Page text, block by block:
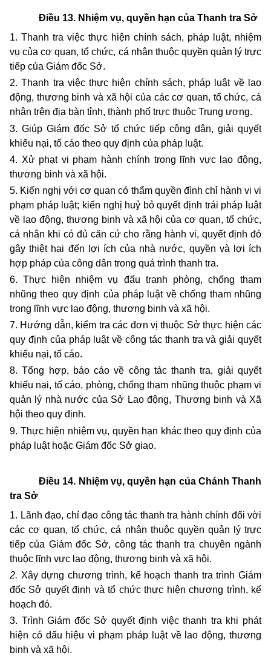
Điều 13. Nhiệm vụ, quyền hạn của Thanh tra Sở
1. Thanh tra việc thực hiện chính sách, pháp luật, nhiệm
vụ của cơ quan, tổ chức, cá nhân thuộc quyền quản lý trực
tiếp của Giám đốc Sở.
2. Thanh tra việc thực hiện chính sách, pháp luật về lao
động, thương binh và xã hội của các cơ quan, tổ chức, cá
nhân trên địa bàn tỉnh, thành phố trực thuộc Trung ương.
3. Giúp Giám đốc Sở tổ chức tiếp công dân, giải quyết
khiếu nại, tố cáo theo quy định của pháp luật.
4. Xử phạt vi phạm hành chính trong lĩnh vực lao động,
thương binh và xã hội.
5. Kiến nghị với cơ quan có thẩm quyền đình chỉ hành vi vi
phạm pháp luật; kiến nghị huỷ bỏ quyết định trái pháp luật
về lao động, thương binh và xã hội của cơ quan, tổ chức,
cá nhân khi có đủ căn cứ cho rằng hành vi, quyết định đó
gây thiệt hại đến lợi ích của nhà nước, quyền và lợi ích
hợp pháp của công dân trong quá trình thanh tra.
6. Thực hiện nhiệm vụ đấu tranh phòng, chống tham
nhũng theo quy định của pháp luật về chống tham nhũng
trong lĩnh vực lao động, thương binh và xã hội.
7. Hướng dẫn, kiểm tra các đơn vị thuộc Sở thực hiện các
quy định của pháp luật về công tác thanh tra và giải quyết
khiếu nại, tố cáo.
8. Tổng hợp, báo cáo về công tác thanh tra, giải quyết
khiếu nại, tố cáo, phòng, chống tham nhũng thuộc phạm vi
quản lý nhà nước của Sở Lao động, Thương binh và Xã
hội theo quy định.
9. Thực hiện nhiệm vụ, quyền hạn khác theo quy định của
pháp luật hoặc Giám đốc Sở giao.
Điều 14. Nhiệm vụ, quyền hạn của Chánh Thanh
tra Sở
1. Lãnh đạo, chỉ đạo công tác thanh tra hành chính đối vời
các cơ quan, tổ chức, cá nhân thuộc quyền quản lý trực
tiếp của Giám đốc Sở, công tác thanh tra chuyên ngành
thuộc lĩnh vực lao động, thương binh và xã hội.
2. Xây dựng chương trình, kế hoạch thanh tra trình Giám
đốc Sở quyết định và tổ chức thực hiện chương trình, kế
hoạch đó.
3. Trình Giám đốc Sở quyết định việc thanh tra khi phát
hiện có dấu hiệu vi phạm pháp luật về lao động, thương
binh và xã hội.